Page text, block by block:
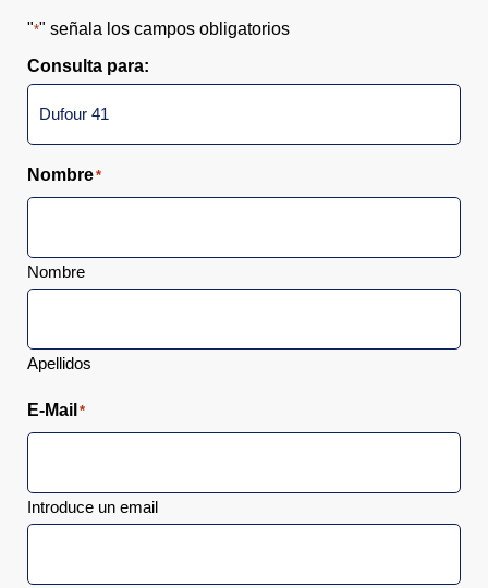
"*" señala los campos obligatorios
Consulta para:
Nombre*
Nombre
Apellidos
E-Mail *
Introduce un email